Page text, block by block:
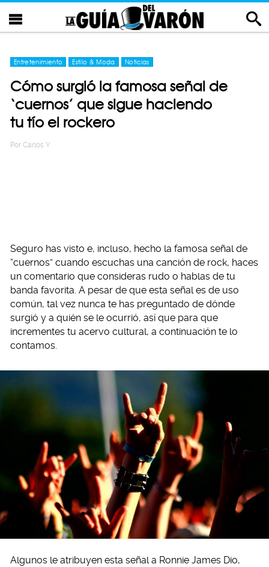
Entretenimiento Estilo & Moda Noticias
Cómo surgió la famosa señal de
‘cuernos’ que sigue haciendo
tu tío el rockero
Por Carlos Y
Seguro has visto e, incluso, hecho la famosa señal de
“cuernos” cuando escuchas una canción de rock, haces
un comentario que consideras rudo o hablas de tu
banda favorita. A pesar de que esta señal es de uso
común, tal vez nunca te has preguntado de dónde
surgió y a quién se le ocurrió, así que para que
incrementes tu acervo cultural, a continuación te lo
contamos.
Algunos le atribuyen esta señal a Ronnie James Dio,